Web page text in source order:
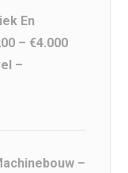
En
– €4.000
–
–